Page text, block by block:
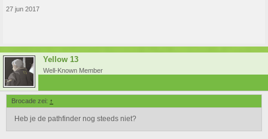
27 jun 2017
Yellow 13
Well-Known Member
Brocade zei: ↑
Heb je de pathfinder nog steeds niet?